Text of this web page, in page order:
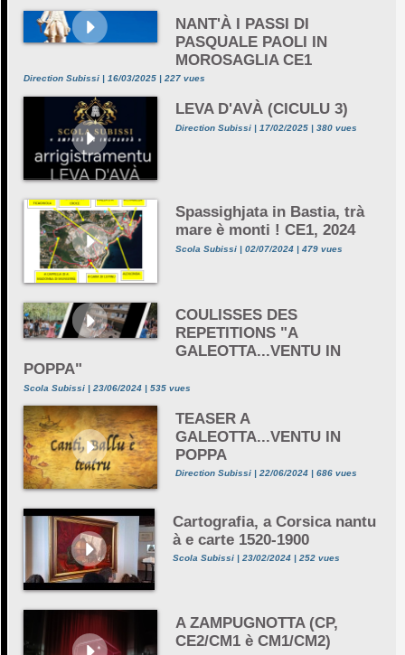
NANT'À I PASSI DI
PASQUALE PAOLI IN
MOROSAGLIA CE1
Direction Subissi | 16/03/2025 | 227 vues
LEVA D'AVÀ (CICULU 3)
Direction Subissi | 17/02/2025 | 380 vues
Spassighjata in Bastia, trà
mare è monti ! CE1, 2024
Scola Subissi | 02/07/2024 | 479 vues
COULISSES DES
REPETITIONS "A
GALEOTTA...VENTU IN
POPPA"
Scola Subissi | 23/06/2024 | 535 vues
TEASER A
GALEOTTA...VENTU IN
POPPA
Direction Subissi | 22/06/2024 | 686 vues
Cartografia, a Corsica nantu
à e carte 1520-1900
Scola Subissi | 23/02/2024 | 252 vues
A ZAMPUGNOTTA (CP,
CE2/CM1 è CM1/CM2)